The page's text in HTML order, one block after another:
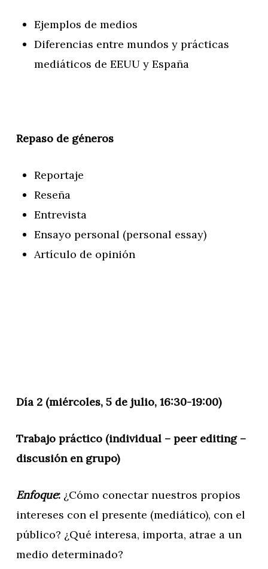
Ejemplos de medios
Diferencias entre mundos y prácticas
mediáticos de EEUU y España
Repaso de géneros
Reportaje
Reseña
Entrevista
Ensayo personal (personal essay)
Artículo de opinión
Día 2 (miércoles, 5 de julio, 16:30-19:00)
Trabajo práctico (individual – peer editing –
discusión en grupo)
Enfoque: ¿Cómo conectar nuestros propios
intereses con el presente (mediático), con el
público? ¿Qué interesa, importa, atrae a un
medio determinado?